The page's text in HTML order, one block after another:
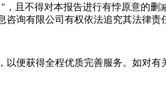
且不得对本报告进行有悖原意的
询有限公司有权依法追究其法律责
便获得全程优质完善服务。如对